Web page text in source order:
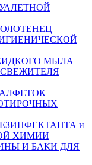
МЫЛА
и
ХИМИИ
И БАКИ ДЛЯ